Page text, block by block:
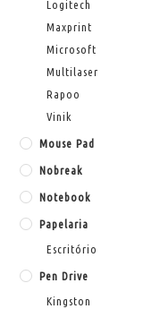
Logitech
Maxprint
Microsoft
Multilaser
Rapoo
Vinik
Mouse Pad
Nobreak
Notebook
Papelaria
Escritório
Pen Drive
Kingston